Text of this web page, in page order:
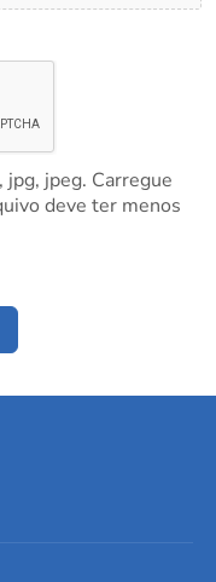
jpg, jpeg. Carregue
deve ter menos